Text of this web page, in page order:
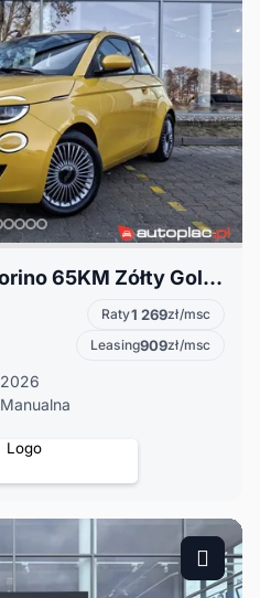
Fiat 500 1.0 Hybrid Torino 65KM Zółty Gold do 8 lat gwarancji
Raty1 269zł/msc
Leasing909zł/msc
2026
Manualna